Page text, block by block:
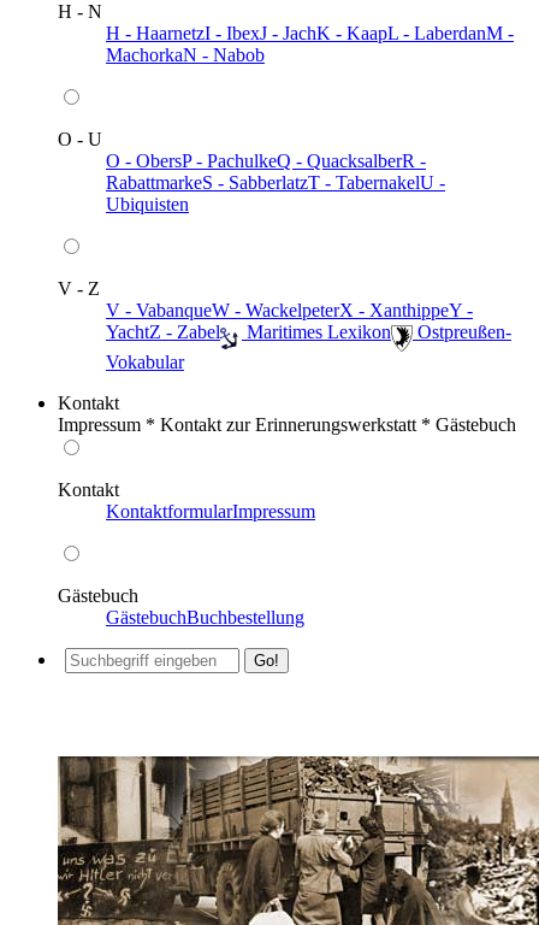
H - N
H - HaarnetzI - IbexJ - JachK - KaapL - LaberdanM -
MachorkaN - Nabob
O - U
O - ObersP - PachulkeQ - QuacksalberR -
RabattmarkeS - SabberlatzT - TabernakelU -
Ubiquisten
V - Z
V - VabanqueW - WackelpeterX - XanthippeY -
YachtZ - Zabel ️ Maritimes Lexikon
️ Ostpreußen-
Vokabular
Kontakt
Impressum * Kontakt zur Erinnerungswerkstatt * Gästebuch
Kontakt
KontaktformularImpressum
Gästebuch
GästebuchBuchbestellung